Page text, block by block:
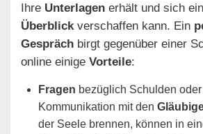
Ihre Unterlagen erhält und sich
Überblick verschaffen kann. Ein
Gespräch birgt gegenüber einer
online einige Vorteile:
Fragen bezüglich Schulden
Kommunikation mit den
der Seele brennen, können in